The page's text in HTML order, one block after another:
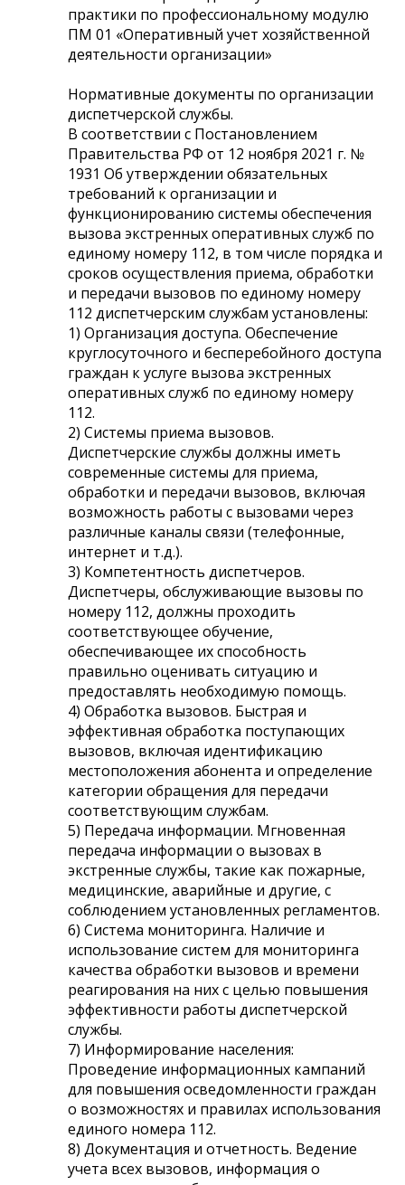
практики по профессиональному модулю
ПМ 01 «Оперативный учет хозяйственной
деятельности организации»
Нормативные документы по организации
диспетчерской службы.
В соответствии с Постановлением
Правительства РФ от 12 ноября 2021 г. №
1931 Об утверждении обязательных
требований к организации и
функционированию системы обеспечения
вызова экстренных оперативных служб по
единому номеру 112, в том числе порядка и
сроков осуществления приема, обработки
и передачи вызовов по единому номеру
112 диспетчерским службам установлены:
1) Организация доступа. Обеспечение
круглосуточного и бесперебойного доступа
граждан к услуге вызова экстренных
оперативных служб по единому номеру
112.
2) Системы приема вызовов.
Диспетчерские службы должны иметь
современные системы для приема,
обработки и передачи вызовов, включая
возможность работы с вызовами через
различные каналы связи (телефонные,
интернет и т.д.).
3) Компетентность диспетчеров.
Диспетчеры, обслуживающие вызовы по
номеру 112, должны проходить
соответствующее обучение,
обеспечивающее их способность
правильно оценивать ситуацию и
предоставлять необходимую помощь.
4) Обработка вызовов. Быстрая и
эффективная обработка поступающих
вызовов, включая идентификацию
местоположения абонента и определение
категории обращения для передачи
соответствующим службам.
5) Передача информации. Мгновенная
передача информации о вызовах в
экстренные службы, такие как пожарные,
медицинские, аварийные и другие, с
соблюдением установленных регламентов.
6) Система мониторинга. Наличие и
использование систем для мониторинга
качества обработки вызовов и времени
реагирования на них с целью повышения
эффективности работы диспетчерской
службы.
7) Информирование населения:
Проведение информационных кампаний
для повышения осведомленности граждан
о возможностях и правилах использования
единого номера 112.
8) Документация и отчетность. Ведение
учета всех вызовов, информация о